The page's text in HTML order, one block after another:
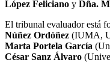
López Feliciano y Dña.
El tribunal evaluador está
Núñez Ordóñez (IUMA,
Marta Portela García
César Sanz Álvaro